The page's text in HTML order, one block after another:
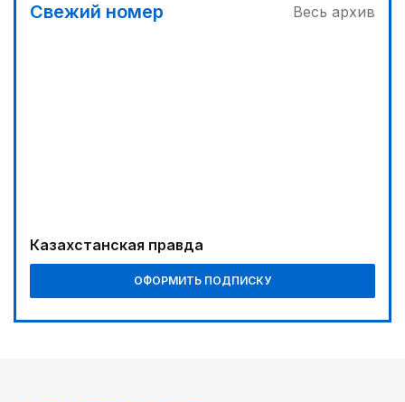
Свежий номер Весь архив
Казахстанская правда
ОФОРМИТЬ ПОДПИСКУ